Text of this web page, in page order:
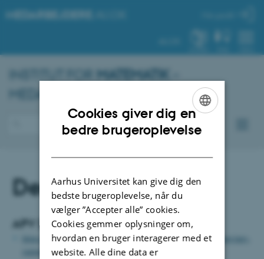
MEDARBEJDERE
MATEMATIK
MEDARBEJDERPORTAL
Den psykiske APV
APV 2022
https://medarbejdere.au.dk/administration/hr/arbejdsmiljoe/apv/apv-
rapporter-2022
ENGLISH
Cookies giver dig en
bedre brugeroplevelse
Aarhus Universitet kan give dig den
bedste brugeroplevelse, når du
vælger ”Accepter alle” cookies.
Cookies gemmer oplysninger om,
hvordan en bruger interagerer med et
website. Alle dine data er